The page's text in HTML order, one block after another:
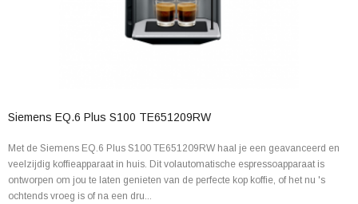
Siemens EQ.6 Plus S100 TE651209RW
Met de Siemens EQ.6 Plus S100 TE651209RW haal je een geavanceerd en
veelzijdig koffieapparaat in huis. Dit volautomatische espressoapparaat is
ontworpen om jou te laten genieten van de perfecte kop koffie, of het nu 's
ochtends vroeg is of na een dru...